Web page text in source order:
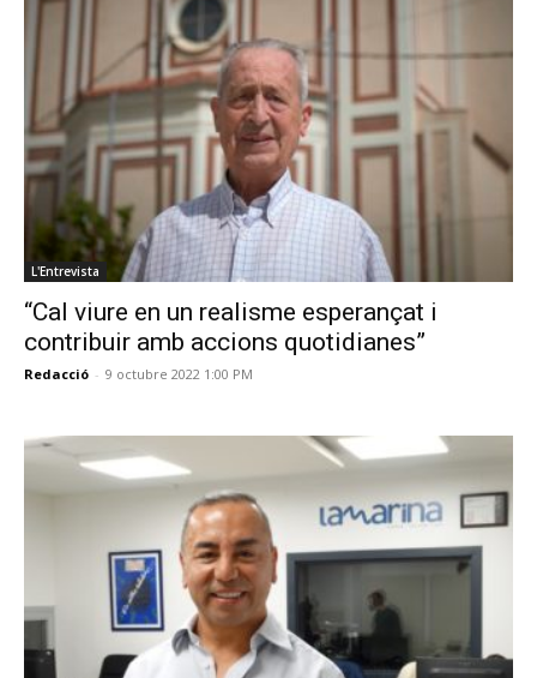
L'Entrevista
“Cal viure en un realisme esperançat i
contribuir amb accions quotidianes”
Redacció - 9 octubre 2022 1:00 PM